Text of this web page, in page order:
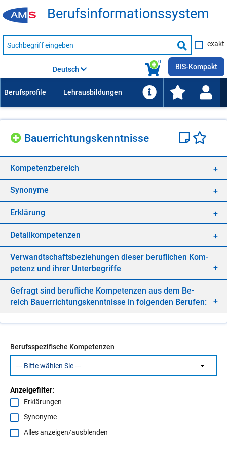
Be­rufs­in­for­ma­ti­ons­sys­tem
Suche
nach
Suche
starten
exakt
0
Deutsch BIS-Kompakt
Bau­er­rich­tungs­kennt­nis­se
Kom­pe­tenz­be­reich
Syn­ony­me
Er­klä­rung
De­tail­kom­pe­ten­zen
Ver­wandt­schafts­be­zie­hun­gen die­ser be­ruf­li­chen Kom­
pe­tenz und ih­rer Un­ter­be­grif­fe
Ge­fragt sind be­ruf­li­che Kom­pe­ten­zen aus dem Be­
reich Bau­er­rich­tungs­kennt­nis­se in fol­gen­den Be­ru­fen:
Berufsspezifische Kompetenzen
Anzeigefilter:
Erklärungen
Synonyme
Alles anzeigen/ausblenden